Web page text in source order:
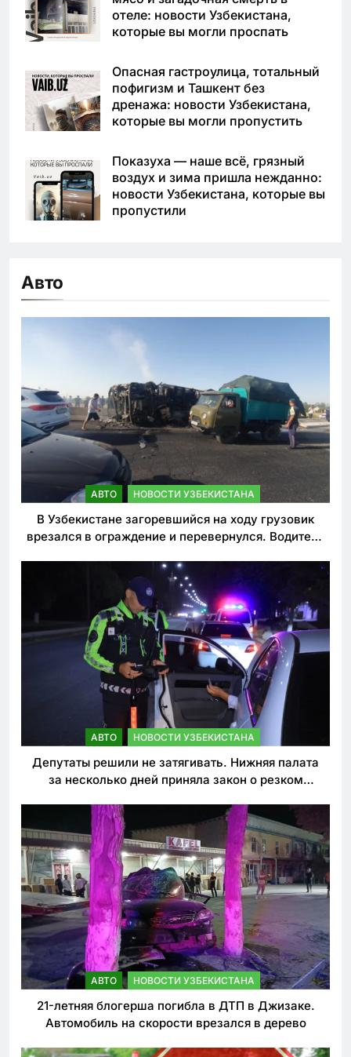
отеле: новости Узбекистана,
которые вы могли проспать
Опасная гастроулица, тотальный
пофигизм и Ташкент без
дренажа: новости Узбекистана,
которые вы могли пропустить
Показуха — наше всё, грязный
воздух и зима пришла нежданно:
новости Узбекистана, которые вы
пропустили
Авто
АВТО НОВОСТИ УЗБЕКИСТАНА
В Узбекистане загоревшийся на ходу грузовик
врезался в ограждение и перевернулся. Водитель
АВТО НОВОСТИ УЗБЕКИСТАНА
Депутаты решили не затягивать. Нижняя палата
за несколько дней приняла закон о резком
АВТО НОВОСТИ УЗБЕКИСТАНА
21-летняя блогерша погибла в ДТП в Джизаке.
Автомобиль на скорости врезался в дерево